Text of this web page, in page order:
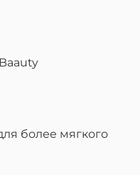
более мягкого